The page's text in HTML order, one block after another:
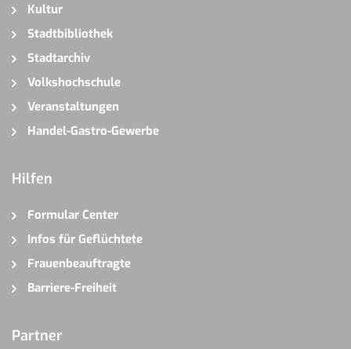
Kultur
Stadtbibliothek
Stadtarchiv
Volkshochschule
Veranstaltungen
Handel-Gastro-Gewerbe
Hilfen
Formular Center
Infos für Geflüchtete
Frauenbeauftragte
Barriere-Freiheit
Partner